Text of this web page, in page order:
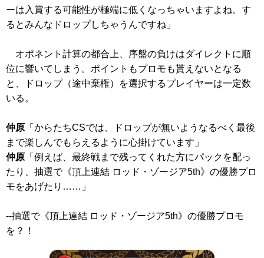
ーは入賞する可能性が極端に低くなっちゃいますよね。す
るとみんなドロップしちゃうんですね」
オポネント計算の都合上、序盤の負けはダイレクトに順
位に響いてしまう。ポイントもプロモも貰えないとなる
と、ドロップ（途中棄権）を選択するプレイヤーは一定数
いる。
仲原 「からたちCSでは、ドロップが無いようなるべく最後
まで楽しんでもらえるように心掛けています」
仲原 「例えば、最終戦まで残ってくれた方にパックを配っ
たり、抽選で《頂上連結 ロッド・ゾージア5th》 の優勝プロ
モをあげたり……」
--抽選で《頂上連結 ロッド・ゾージア5th》 の優勝プロモ
を？！